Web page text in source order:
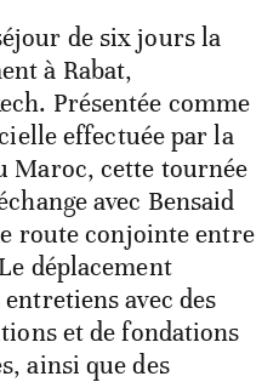
de six jours la
à Rabat,
Présentée comme
effectuée par la
Maroc, cette tournée
avec Bensaid
route conjointe entre
déplacement
avec des
et de fondations
ainsi que des